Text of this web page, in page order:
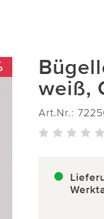
weiß,
Art.Nr.: